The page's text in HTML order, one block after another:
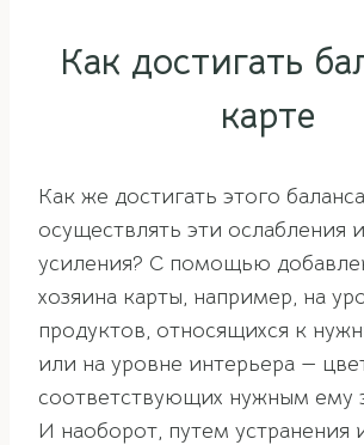
Как достигать
карте
Как же достигать этого
осуществлять эти ослабления
усиления? С помощью
хозяина карты, например, на
продуктов, относящихся к
или на уровне интерьера —
соответствующих нужным ему
И наоборот, путем устранения